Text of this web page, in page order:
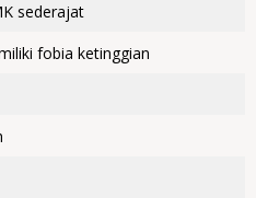
sederajat
fobia ketinggian